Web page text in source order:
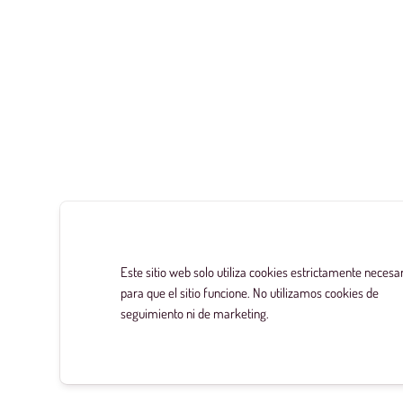
Este sitio web solo utiliza cookies estrictamente
para que el sitio funcione. No utilizamos cookies de
seguimiento ni de marketing.